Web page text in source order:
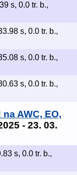
s, 0.0 tr. b.,
s, 0.0 tr. b.,
s, 0.0 tr. b.,
s, 0.0 tr. b.,
AWC, EO,
- 23. 03.
s, 0.0 tr. b.,